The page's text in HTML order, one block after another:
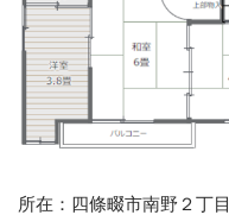
所在：四條畷市南野２丁目